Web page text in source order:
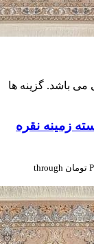
می باشد. گزینه ها
گل برجسته زمینه نقره
Price range: 2,100,000 تومان through